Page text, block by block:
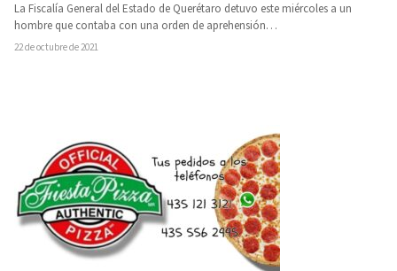
La Fiscalía General del Estado de Querétaro detuvo este miércoles a un
hombre que contaba con una orden de aprehensión…
22 de octubre de 2021